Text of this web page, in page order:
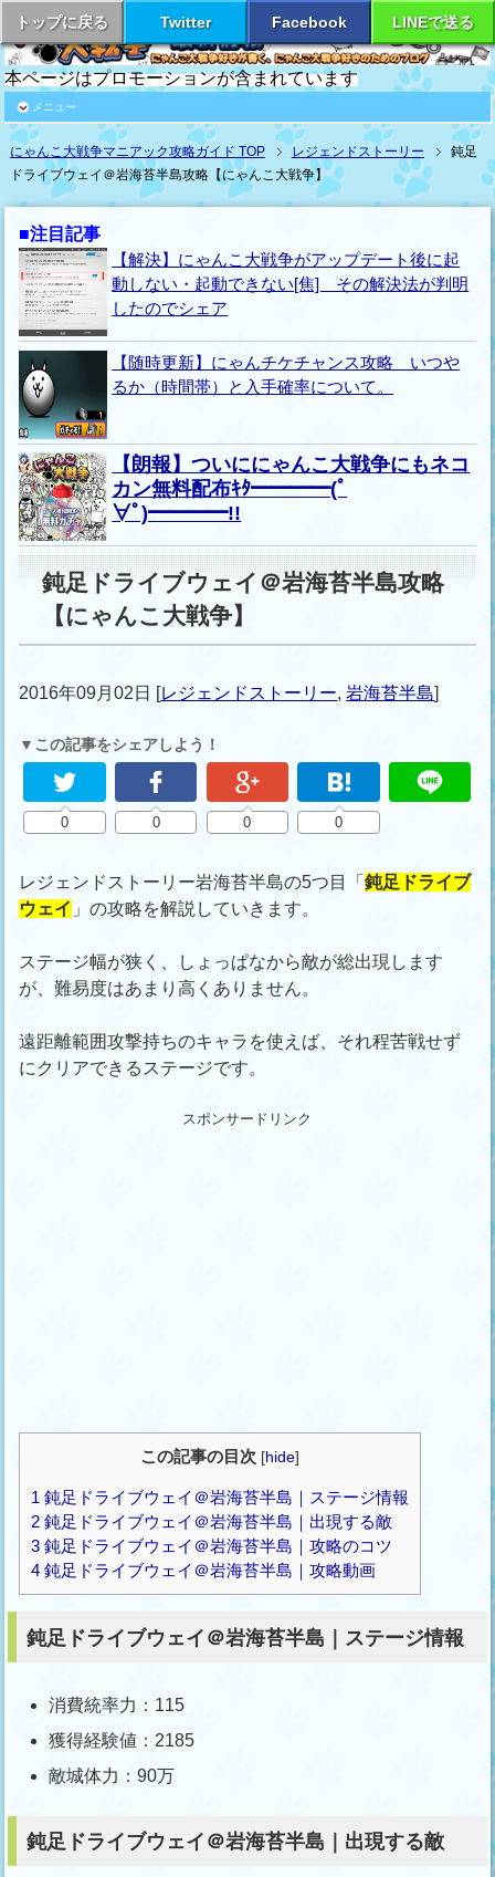
トップに戻る Twitter Facebook LINEで送る
本ページはプロモーションが含まれています
メニュー
にゃんこ大戦争マニアック攻略ガイド TOP レジェンドストーリー
鈍足
ドライブウェイ＠岩海苔半島攻略【にゃんこ大戦争】
■注目記事
【解決】にゃんこ大戦争がアップデート後に起
動しない・起動できない[焦] その解決法が判明
したのでシェア
【随時更新】にゃんチケチャンス攻略 いつや
るか（時間帯）と入手確率について。
【朗報】ついににゃんこ大戦争にもネコ
カン無料配布ｷﾀ━━━━(ﾟ
∀ﾟ)━━━━!!
鈍足ドライブウェイ＠岩海苔半島攻略
【にゃんこ大戦争】
2016年09月02日 [レジェンドストーリー,岩海苔半島]
▼この記事をシェアしよう！
0 0 0 0
レジェンドストーリー岩海苔半島の5つ目「鈍足ドライブ
ウェイ 」の攻略を解説していきます。
ステージ幅が狭く、しょっぱなから敵が総出現します
が、難易度はあまり高くありません。
遠距離範囲攻撃持ちのキャラを使えば、それ程苦戦せず
にクリアできるステージです。
スポンサードリンク
この記事の目次 [hide]
1 鈍足ドライブウェイ＠岩海苔半島｜ステージ情報
2 鈍足ドライブウェイ＠岩海苔半島｜出現する敵
3 鈍足ドライブウェイ＠岩海苔半島｜攻略のコツ
4 鈍足ドライブウェイ＠岩海苔半島｜攻略動画
鈍足ドライブウェイ＠岩海苔半島｜ステージ情報
消費統率力：115
獲得経験値：2185
敵城体力：90万
鈍足ドライブウェイ＠岩海苔半島｜出現する敵